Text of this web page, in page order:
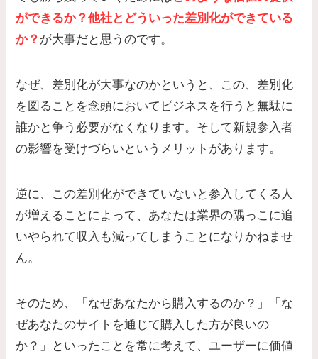
ができるか？他社とどういった差別化ができている
か？ が大事だと思うのです。
なぜ、差別化が大事なのかというと、この、差別化
を図ることを念頭においてビジネスを行うと無駄に
誰かと争う必要がなくなります。そして新規参入者
の影響を受けづらいというメリットがあります。
逆に、この差別化ができていないと参入してくる人
が増えることによって、あなたは業界の隅っこに追
いやられて収入も減ってしまうことになりかねませ
ん。
そのため、「なぜあなたから購入するのか？」「な
ぜあなたのサイトを通じて購入した方が良いの
か？」といったことを常に考えて、ユーザーに価値